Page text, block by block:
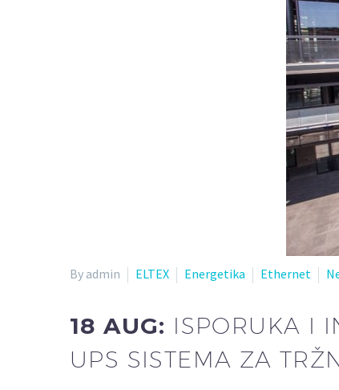
By admin ELTEX Energetika Ethernet
18 AUG: ISPORUKA I
UPS SISTEMA ZA